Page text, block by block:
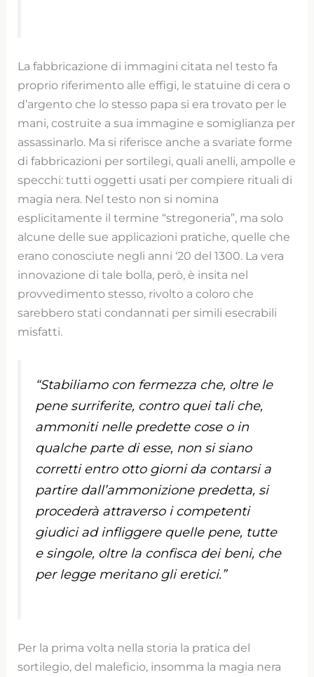
La fabbricazione di immagini citata nel testo fa
proprio riferimento alle effigi, le statuine di cera o
d’argento che lo stesso papa si era trovato per le
mani, costruite a sua immagine e somiglianza per
assassinarlo. Ma si riferisce anche a svariate forme
di fabbricazioni per sortilegi, quali anelli, ampolle e
specchi: tutti oggetti usati per compiere rituali di
magia nera. Nel testo non si nomina
esplicitamente il termine “stregoneria”, ma solo
alcune delle sue applicazioni pratiche, quelle che
erano conosciute negli anni ‘20 del 1300. La vera
innovazione di tale bolla, però, è insita nel
provvedimento stesso, rivolto a coloro che
sarebbero stati condannati per simili esecrabili
misfatti.
“Stabiliamo con fermezza che, oltre le
pene surriferite, contro quei tali che,
ammoniti nelle predette cose o in
qualche parte di esse, non si siano
corretti entro otto giorni da contarsi a
partire dall’ammonizione predetta, si
procederà attraverso i competenti
giudici ad infliggere quelle pene, tutte
e singole, oltre la confisca dei beni, che
per legge meritano gli eretici.”
Per la prima volta nella storia la pratica del
sortilegio, del maleficio, insomma la magia nera